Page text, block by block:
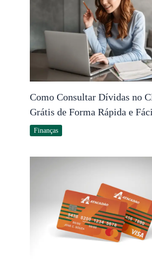
Como Consultar Dívidas no
Grátis de Forma Rápida e
Finanças